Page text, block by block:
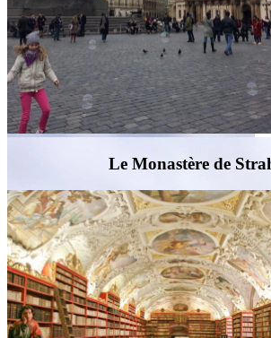
Le Monastère de